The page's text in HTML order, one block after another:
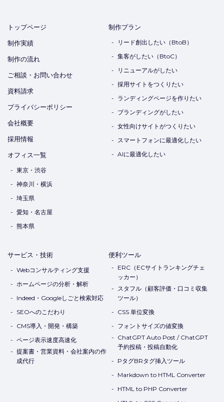
トップページ
制作実績
制作の流れ
ご相談・お問い合わせ
資料請求
プライバシーポリシー
会社概要
採用情報
オフィス一覧
東京・渋谷
神奈川・横浜
埼玉県
愛知・名古屋
熊本県
制作プラン
リード創出したい（BtoB）
集客がしたい（BtoC）
リニューアルがしたい
採用サイトをつくりたい
ランディングページを作りたい
ブランディングがしたい
女性向けサイトがつくりたい
スマートフォンに最適化したい
AIに最適化したい
サービス・技術
Webコンサルティング支援
ホームページの分析・解析
Indeed・Googleしごと検索対応
SEOへのこだわり
CMS導入・開発・構築
ページ表示速度高速化
提案書・営業資料・会社案内の作
成代行
便利ツール
ERC（ECサイトランキングチェ
ッカー）
スタフル（顧客評価・口コミ収集
ツール）
CSS 単位変換
フォントサイズの値変換
ChatGPT Auto Post / ChatGPT
予約投稿・投稿自動化
PタグBRタグ挿入ツール
Markdown to HTML Converter
HTML to PHP Converter